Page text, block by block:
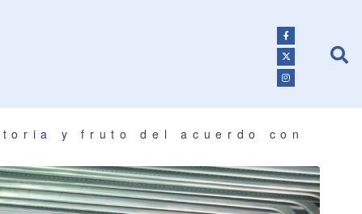
y fruto del acuerdo con